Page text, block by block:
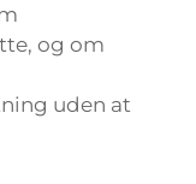
og om
uden at